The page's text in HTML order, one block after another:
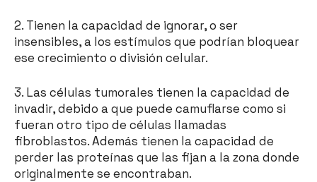
2. Tienen la capacidad de ignorar, o ser
insensibles, a los estímulos que podrían bloquear
ese crecimiento o división celular.
3. Las células tumorales tienen la capacidad de
invadir, debido a que puede camuflarse como si
fueran otro tipo de células llamadas
fibroblastos. Además tienen la capacidad de
perder las proteínas que las fijan a la zona donde
originalmente se encontraban.